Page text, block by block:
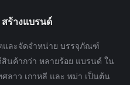
ร้างแบรนด์
และจัดจำหน่าย บรรจุภัณฑ์
นค้ากว่า หลายร้อย แบรนด์ ใน
ศลาว เกาหลี และ พม่า เป็นต้น